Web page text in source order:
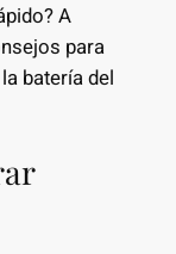
A
para
batería del